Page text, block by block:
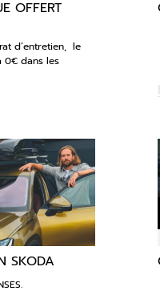
OFFERT
d’entretien, le
0€ dans les
SKODA